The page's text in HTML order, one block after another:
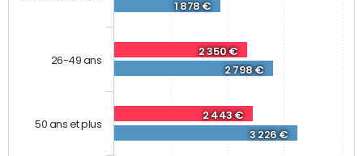
2 350 €
2 443 €
1 878 €
2 798 €
3 226 €
26-49 ans
50 ans et plus